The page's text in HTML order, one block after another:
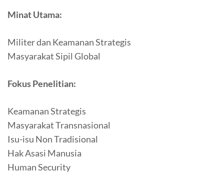
Minat Utama:
Militer dan Keamanan Strategis
Masyarakat Sipil Global
Fokus Penelitian:
Keamanan Strategis
Masyarakat Transnasional
Isu-isu Non Tradisional
Hak Asasi Manusia
Human Security